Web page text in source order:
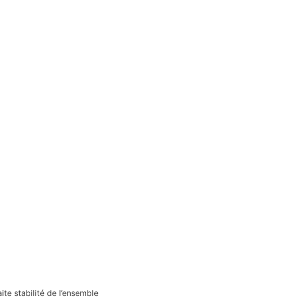
stabilité de l’ensemble